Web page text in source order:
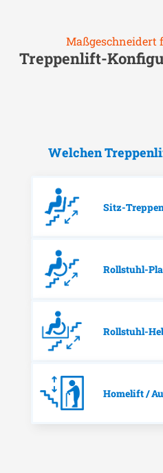
Maßgeschneidert
Treppenlift-
Welchen
Sitz-
Rollstuhl-
Rollstuhl-
Homelift /